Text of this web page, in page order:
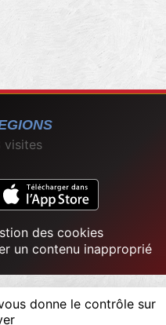
visites
des cookies
un contenu inapproprié
donne le contrôle sur